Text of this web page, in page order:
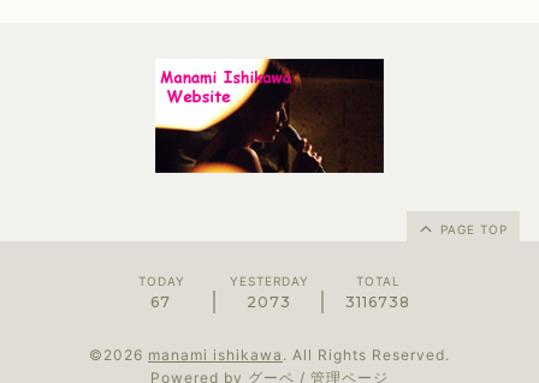
PAGE TOP
TODAY
67
YESTERDAY
2073
TOTAL
3116738
©2026 manami ishikawa . All Rights Reserved.
Powered by グーペ / 管理ページ